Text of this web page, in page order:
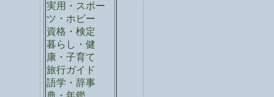
実用・スポー
ツ・ホビー
資格・検定
暮らし・健
康・子育て
旅行ガイド
語学・辞事